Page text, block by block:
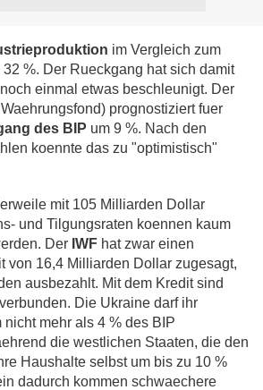
im Vergleich zum
%. Der Rueckgang hat sich damit
einmal etwas beschleunigt. Der
prognostiziert fuer
des BIP um 9 %. Nach den
koennte das zu "optimistisch"
mit 105 Milliarden Dollar
und Tilgungsraten koennen kaum
Der IWF hat zwar einen
von 16,4 Milliarden Dollar zugesagt,
ausbezahlt. Mit dem Kredit sind
verbunden. Die Ukraine darf ihr
mehr als 4 % des BIP
die westlichen Staaten, die den
Haushalte selbst um bis zu 10 %
dadurch kommen schwaechere